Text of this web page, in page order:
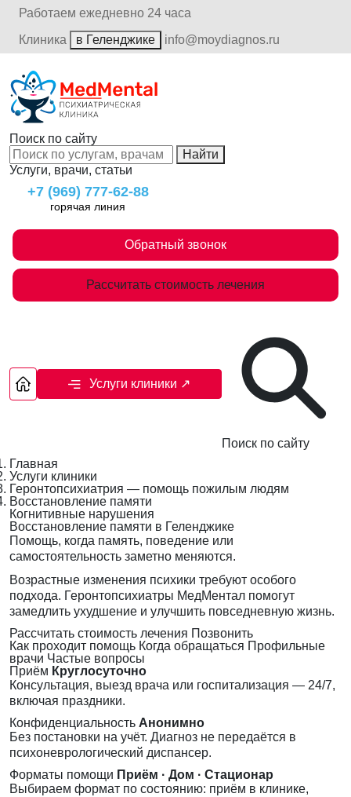
Работаем ежедневно 24 часа
Клиника
в Геленджике info@moydiagnos.ru
Поиск по сайту
Найти
Услуги, врачи, статьи
+7 (969) 777-62-88
горячая линия
Обратный звонок
Рассчитать стоимость лечения
Услуги клиники ↗
Поиск по сайту
Главная
Услуги клиники
Геронтопсихиатрия — помощь пожилым людям
Восстановление памяти
Когнитивные нарушения
Восстановление памяти в Геленджике
Помощь, когда память, поведение или
самостоятельность заметно меняются.
Возрастные изменения психики требуют особого
подхода. Геронтопсихиатры МедМентал помогут
замедлить ухудшение и улучшить повседневную жизнь.
Рассчитать стоимость лечения Позвонить
Как проходит помощь Когда обращаться Профильные
врачи Частые вопросы
Приём Круглосуточно
Консультация, выезд врача или госпитализация — 24/7,
включая праздники.
Конфиденциальность Анонимно
Без постановки на учёт. Диагноз не передаётся в
психоневрологический диспансер.
Форматы помощи Приём · Дом · Стационар
Выбираем формат по состоянию: приём в клинике,